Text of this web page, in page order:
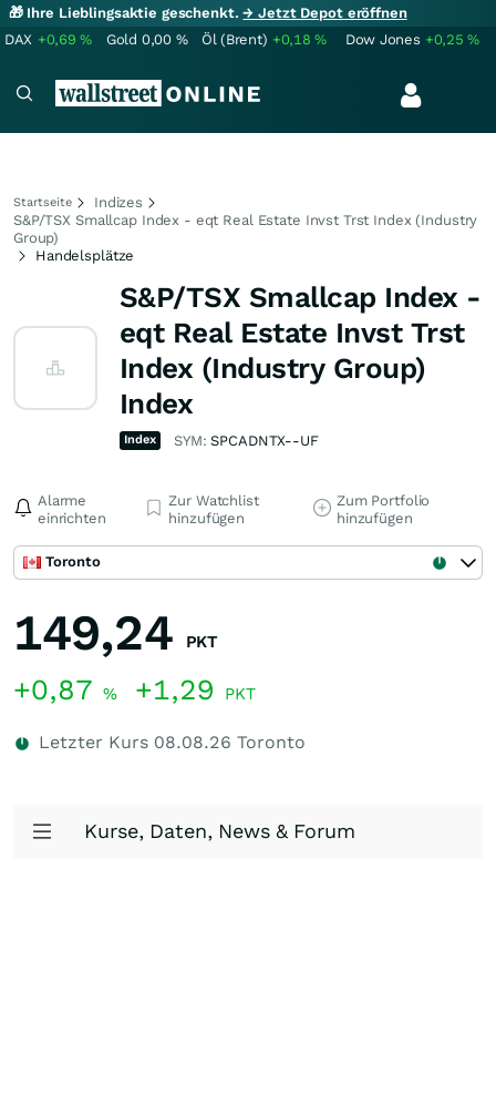
🎁 Ihre Lieblingsaktie geschenkt.→ Jetzt Depot eröffnen
DAX +0,69% Gold 0,00 % Öl (Brent) +0,18% Dow Jones +0,25%
Startseite
Indizes
S&P/TSX Smallcap Index - eqt Real Estate Invst Trst Index (Industry
Group)
Handelsplätze
S&P/TSX Smallcap Index -
eqt Real Estate Invst Trst
Index (Industry Group)
Index
Index SYM:SPCADNTX--UF
Alarme
einrichten
Zur Watchlist
hinzufügen
Zum Portfolio
hinzufügen
Toronto
149,24 PKT
+0,87 % +1,29 PKT
Letzter Kurs 08.08.26 Toronto
Kurse, Daten, News & Forum